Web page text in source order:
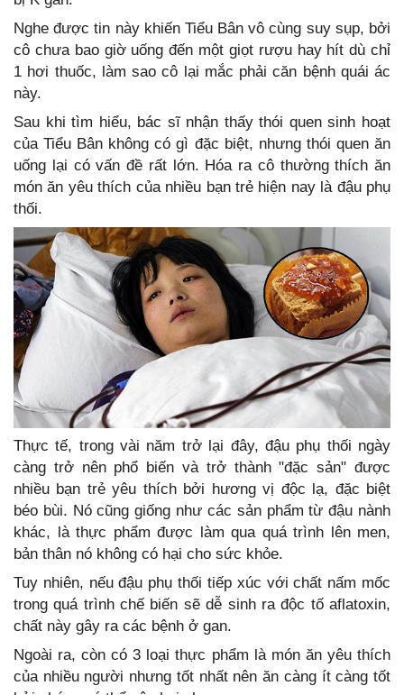
Nghe được tin này khiến Tiểu Bân vô cùng suy sụp, bởi
cô chưa bao giờ uống đến một giọt rượu hay hít dù chỉ
1 hơi thuốc, làm sao cô lại mắc phải căn bệnh quái ác
này.
Sau khi tìm hiểu, bác sĩ nhận thấy thói quen sinh hoạt
của Tiểu Bân không có gì đặc biệt, nhưng thói quen ăn
uống lại có vấn đề rất lớn. Hóa ra cô thường thích ăn
món ăn yêu thích của nhiều bạn trẻ hiện nay là đậu phụ
thối.
Thực tế, trong vài năm trở lại đây, đậu phụ thối ngày
càng trở nên phổ biến và trở thành "đặc sản" được
nhiều bạn trẻ yêu thích bởi hương vị độc lạ, đặc biệt
béo bùi. Nó cũng giống như các sản phẩm từ đậu nành
khác, là thực phẩm được làm qua quá trình lên men,
bản thân nó không có hại cho sức khỏe.
Tuy nhiên, nếu đậu phụ thối tiếp xúc với chất nấm mốc
trong quá trình chế biến sẽ dễ sinh ra độc tố aflatoxin,
chất này gây ra các bệnh ở gan.
Ngoài ra, còn có 3 loại thực phẩm là món ăn yêu thích
của nhiều người nhưng tốt nhất nên ăn càng ít càng tốt